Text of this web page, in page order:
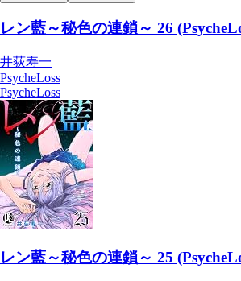
レン藍～秘色の連鎖～ 26
井荻寿一
PsycheLoss
PsycheLoss
レン藍～秘色の連鎖～ 25